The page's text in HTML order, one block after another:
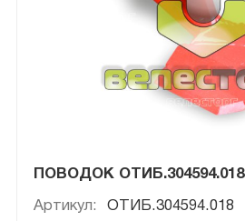
ПОВОДОК ОТИБ.304594.018
Артикул:
ОТИБ.304594.018